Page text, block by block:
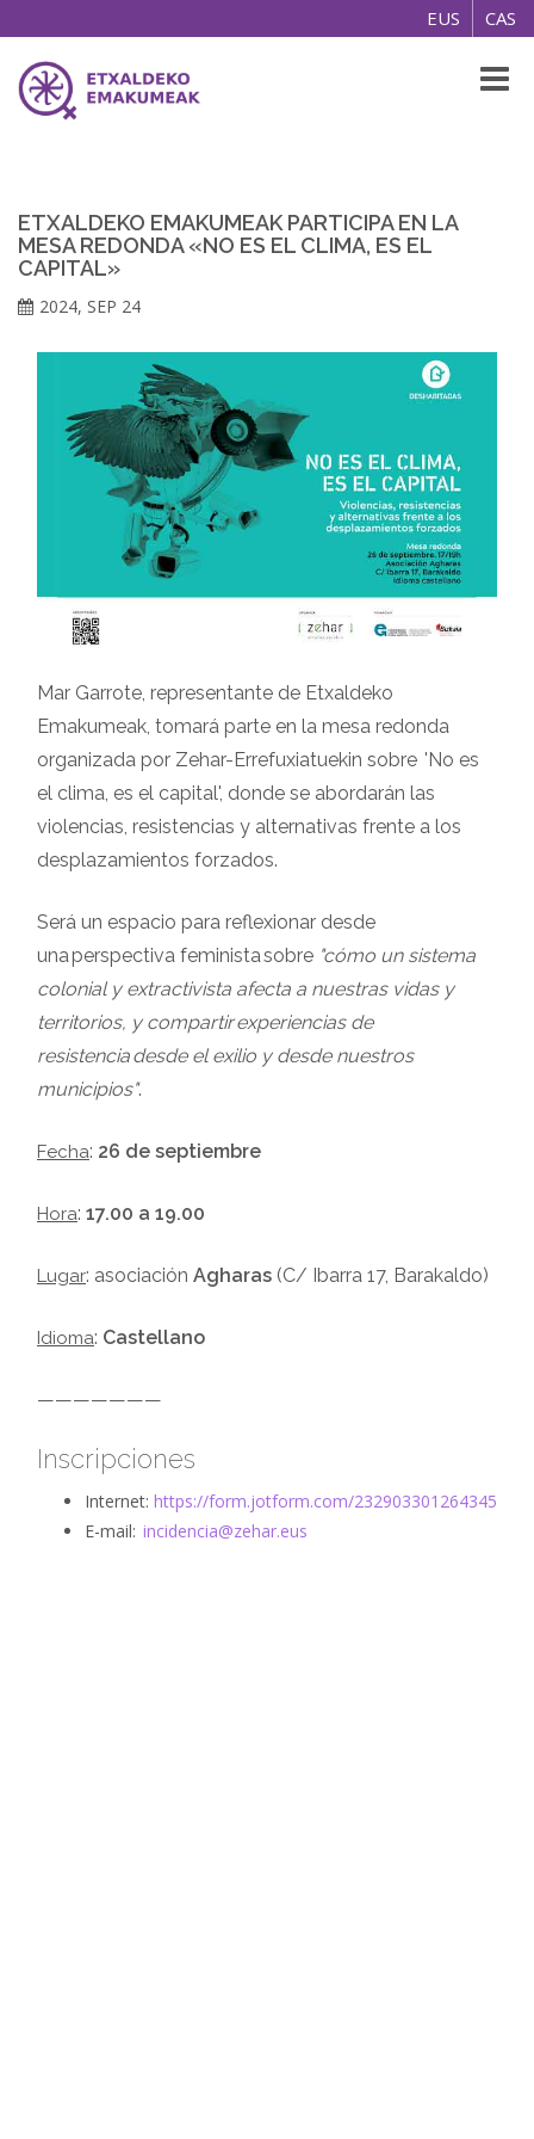
EUS CAS
ETXALDEKO EMAKUMEAK PARTICIPA EN LA
MESA REDONDA «NO ES EL CLIMA, ES EL
CAPITAL»
2024, SEP 24
Mar Garrote, representante de Etxaldeko
Emakumeak, tomará parte en la mesa redonda
organizada por Zehar-Errefuxiatuekin sobre 'No es
el clima, es el capital', donde se abordarán las
violencias, resistencias y alternativas frente a los
desplazamientos forzados.
Será un espacio para reflexionar desde
una perspectiva feminista sobre "cómo un sistema
colonial y extractivista afecta a nuestras vidas y
territorios, y compartir experiencias de
resistencia desde el exilio y desde nuestros
municipios".
Fecha: 26 de septiembre
Hora: 17.00 a 19.00
Lugar: asociación Agharas (C/ Ibarra 17, Barakaldo)
Idioma: Castellano
———————
Inscripciones
Internet: https://form.jotform.com/232903301264345
E-mail: incidencia@zehar.eus